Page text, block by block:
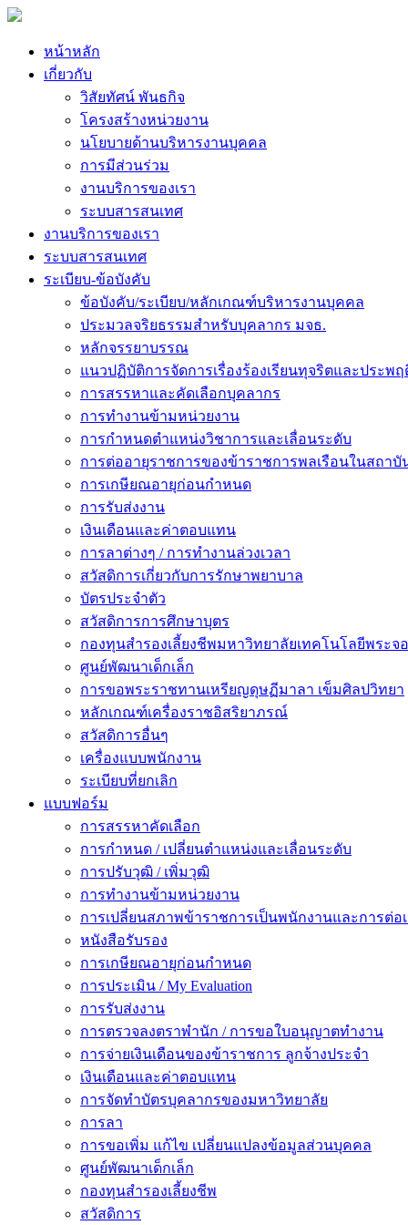
หน้าหลัก
เกี่ยวกับ
วิสัยทัศน์ พันธกิจ
โครงสร้างหน่วยงาน
นโยบายด้านบริหารงานบุคคล
การมีส่วนร่วม
งานบริการของเรา
ระบบสารสนเทศ
งานบริการของเรา
ระบบสารสนเทศ
ระเบียบ-ข้อบังคับ
ข้อบังคับ/ระเบียบ/หลักเกณฑ์บริหารงานบุคคล
ประมวลจริยธรรมสำหรับบุคลากร มจธ.
หลักจรรยาบรรณ
แนวปฏิบัติการจัดการเรื่องร้องเรียนทุจริตและประพ
การสรรหาและคัดเลือกบุคลากร
การทำงานข้ามหน่วยงาน
การกำหนดตำแหน่งวิชาการและเลื่อนระดับ
การต่ออายุราชการของข้าราชการพลเรือนในสถา
การเกษียณอายุก่อนกำหนด
การรับส่งงาน
เงินเดือนและค่าตอบแทน
การลาต่างๆ / การทำงานล่วงเวลา
สวัสดิการเกี่ยวกับการรักษาพยาบาล
บัตรประจำตัว
สวัสดิการการศึกษาบุตร
กองทุนสำรองเลี้ยงชีพมหาวิทยาลัยเทคโนโลยีพระจ
ศูนย์พัฒนาเด็กเล็ก
การขอพระราชทานเหรียญดุษฏีมาลา เข็มศิลปวิทยา
หลักเกณฑ์เครื่องราชอิสริยาภรณ์
สวัสดิการอื่นๆ
เครื่องแบบพนักงาน
ระเบียบที่ยกเลิก
แบบฟอร์ม
การสรรหาคัดเลือก
การกำหนด / เปลี่ยนตำแหน่งและเลื่อนระดับ
การปรับวุฒิ / เพิ่มวุฒิ
การทำงานข้ามหน่วยงาน
การเปลี่ยนสภาพข้าราชการเป็นพนักงานและการต่อ
หนังสือรับรอง
การเกษียณอายุก่อนกำหนด
การประเมิน / My Evaluation
การรับส่งงาน
การตรวจลงตราพำนัก / การขอใบอนุญาตทำงาน
การจ่ายเงินเดือนของข้าราชการ ลูกจ้างประจำ
เงินเดือนและค่าตอบแทน
การจัดทำบัตรบุคลากรของมหาวิทยาลัย
การลา
การขอเพิ่ม แก้ไข เปลี่ยนแปลงข้อมูลส่วนบุคคล
ศูนย์พัฒนาเด็กเล็ก
กองทุนสำรองเลี้ยงชีพ
สวัสดิการ